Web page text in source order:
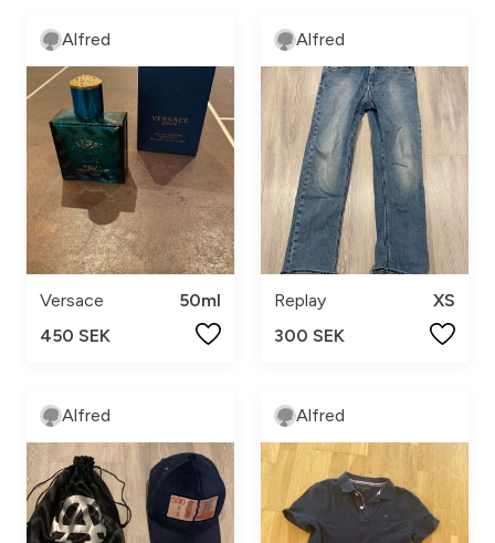
Alfred
Versace
50ml
450 SEK
Alfred
Replay
XS
300 SEK
Alfred Alfred